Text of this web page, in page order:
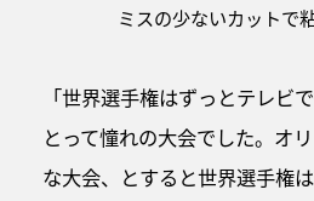
ミスの少ないカットで
「世界選手権はずっとテレビ
とって憧れの大会でした。オ
な大会、とすると世界選手権